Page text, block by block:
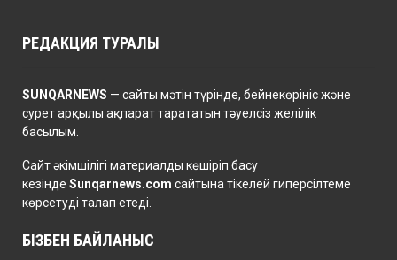
РЕДАКЦИЯ ТУРАЛЫ
SUNQARNEWS — сайты мәтін түрінде, бейнекөрініс және
сурет арқылы ақпарат тарататын тәуелсіз желілік
басылым.
Сайт әкімшілігі материалды көшіріп басу
кезінде Sunqarnews.com сайтына тікелей гиперсілтеме
көрсетуді талап етеді.
БІЗБЕН БАЙЛАНЫС